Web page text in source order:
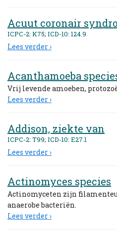
Acuut coronair
ICPC-2: K75; ICD-10: 124.9
Lees verder ›
Acanthamoeba
Vrij levende amoeben,
Lees verder ›
Addison, ziekte van
ICPC-2: T99; ICD-10: E27.1
Lees verder ›
Actinomyces species
Actinomyceten zijn
anaerobe bacteriën.
Lees verder ›